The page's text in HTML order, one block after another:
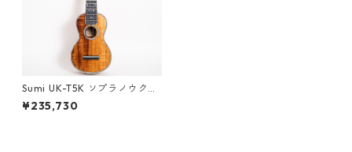
Sumi UK-T5K ソプラノウクレ
レ #241445
¥235,730